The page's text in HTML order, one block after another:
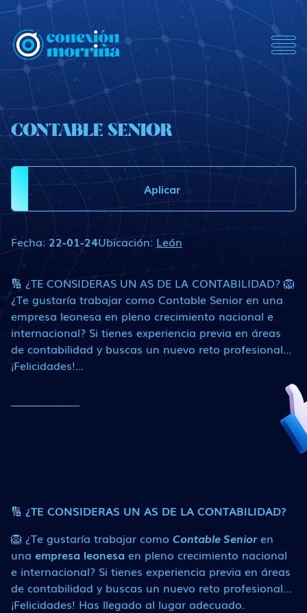
ConexionMorrina
CONTABLE SENIOR
Aplicar
Fecha: 22-01-24Ubicación: León
🔢 ¿TE CONSIDERAS UN AS DE LA CONTABILIDAD? 🦁
¿Te gustaría trabajar como Contable Senior en una
empresa leonesa en pleno crecimiento nacional e
internacional? Si tienes experiencia previa en áreas
de contabilidad y buscas un nuevo reto profesional...
¡Felicidades!...
🔢 ¿TE CONSIDERAS UN AS DE LA CONTABILIDAD?
🦁 ¿Te gustaría trabajar como Contable Senioren
una empresa leonesa en pleno crecimiento nacional
e internacional? Si tienes experiencia previa en áreas
de contabilidad y buscas un nuevo reto profesional…
¡Felicidades! Has llegado al lugar adecuado.